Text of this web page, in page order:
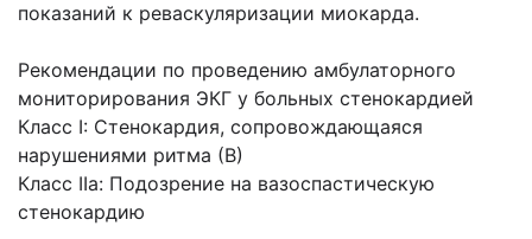
показаний к реваскуляризации миокарда.
Рекомендации по проведению амбулаторного
мониторирования ЭКГ у больных стенокардией
Класс I: Стенокардия, сопровождающаяся
нарушениями ритма (В)
Класс IIа: Подозрение на вазоспастическую
стенокардию